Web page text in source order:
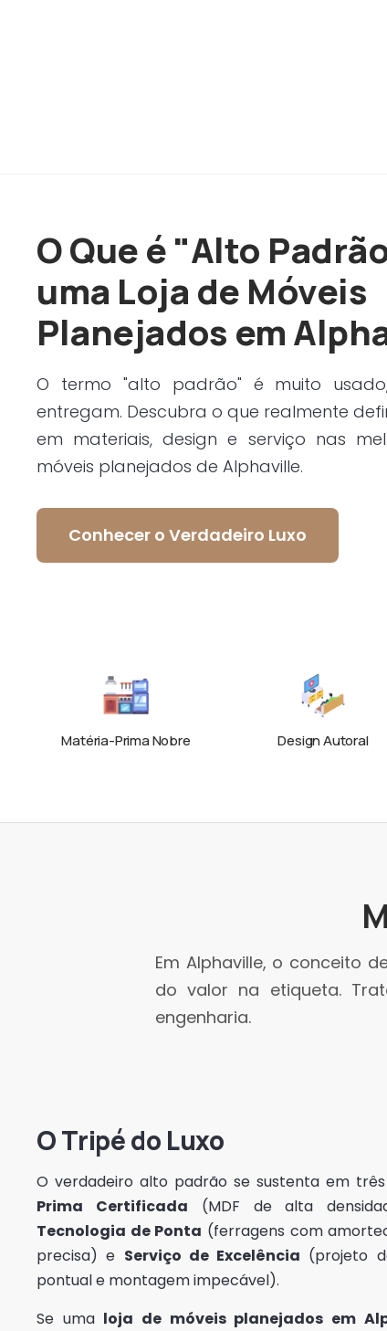
O Que é "Alto
uma Loja de Móveis
Planejados em
O termo "alto padrão" é muito
entregam. Descubra o que realmente
em materiais, design e serviço nas
móveis planejados de Alphaville.
Conhecer o Verdadeiro Luxo
Matéria-Prima Nobre Design Autoral
Em Alphaville, o conceito
do valor na etiqueta.
engenharia.
O Tripé do Luxo
O verdadeiro alto padrão se sustenta em três
Prima Certificada (MDF de alta
Tecnologia de Ponta (ferragens com
precisa) e Serviço de Excelência (projeto
pontual e montagem impecável).
Se uma loja de móveis planejados em